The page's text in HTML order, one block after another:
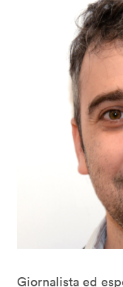
Giornalista ed